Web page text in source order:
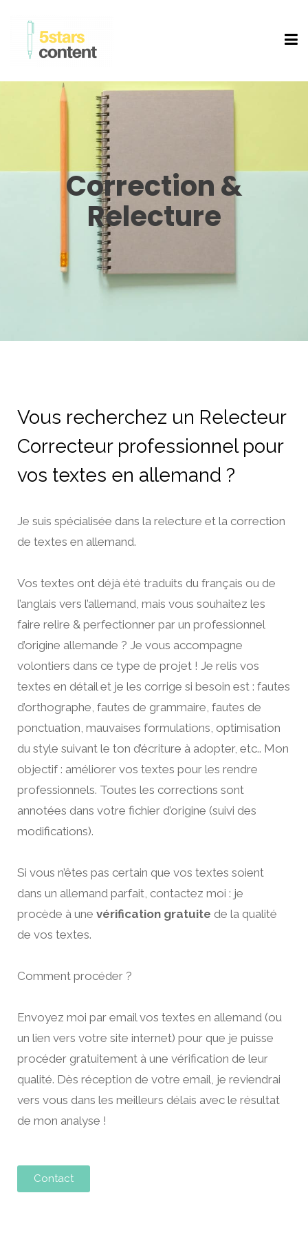
Correction &
Relecture
Vous recherchez un Relecteur
Correcteur professionnel pour
vos textes en allemand ?
Je suis spécialisée dans la relecture et la correction
de textes en allemand.
Vos textes ont déjà été traduits du français ou de
l’anglais vers l’allemand, mais vous souhaitez les
faire relire & perfectionner par un professionnel
d’origine allemande ? Je vous accompagne
volontiers dans ce type de projet ! Je relis vos
textes en détail et je les corrige si besoin est : fautes
d’orthographe, fautes de grammaire, fautes de
ponctuation, mauvaises formulations, optimisation
du style suivant le ton d’écriture à adopter, etc.. Mon
objectif : améliorer vos textes pour les rendre
professionnels. Toutes les corrections sont
annotées dans votre fichier d’origine (suivi des
modifications).
Si vous n’êtes pas certain que vos textes soient
dans un allemand parfait, contactez moi : je
procède à une vérification gratuite de la qualité
de vos textes.
Comment procéder ?
Envoyez moi par email vos textes en allemand (ou
un lien vers votre site internet) pour que je puisse
procéder gratuitement à une vérification de leur
qualité. Dès réception de votre email, je reviendrai
vers vous dans les meilleurs délais avec le résultat
de mon analyse !
Contact